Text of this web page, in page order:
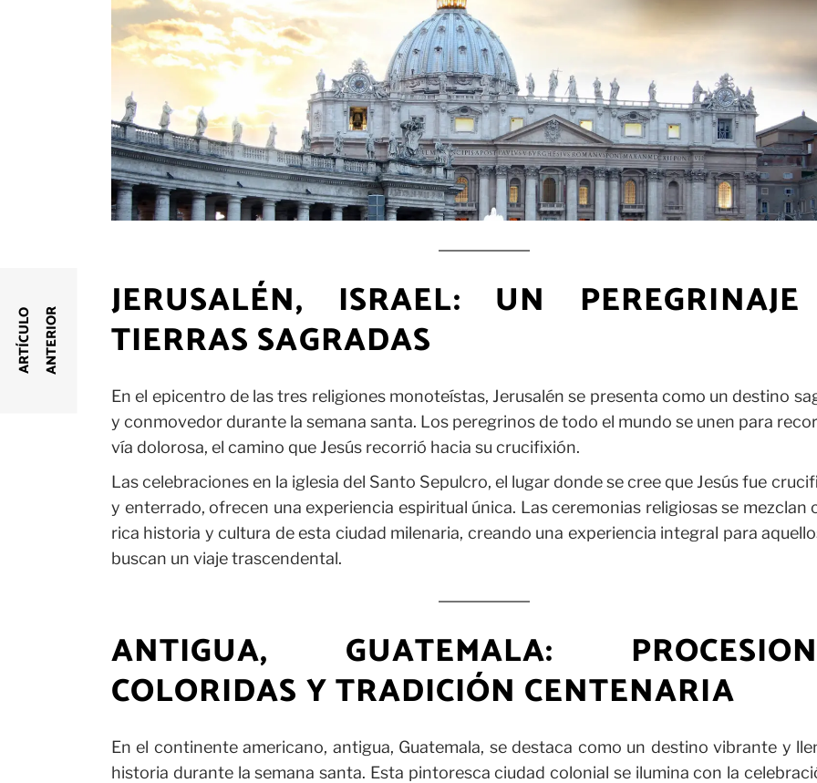
JERUSALÉN, ISRAEL: UN
TIERRAS SAGRADAS
En el epicentro de las tres religiones monoteístas, Jerusalén se presenta como un destino
y conmovedor durante la semana santa. Los peregrinos de todo el mundo se unen para
vía dolorosa, el camino que Jesús recorrió hacia su crucifixión.
Las celebraciones en la iglesia del Santo Sepulcro, el lugar donde se cree que Jesús fue
y enterrado, ofrecen una experiencia espiritual única. Las ceremonias religiosas se mezclan
rica historia y cultura de esta ciudad milenaria, creando una experiencia integral para
buscan un viaje trascendental.
ANTIGUA, GUATEMALA:
COLORIDAS Y TRADICIÓN CENTENARIA
En el continente americano, antigua, Guatemala, se destaca como un destino vibrante y
historia durante la semana santa. Esta pintoresca ciudad colonial se ilumina con la
A
R
T
Í
C
U
L
O
A
N
T
E
R
I
O R